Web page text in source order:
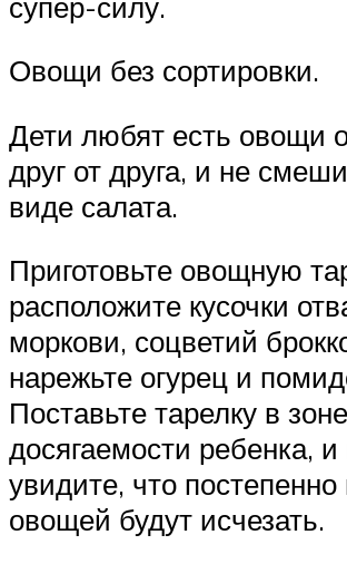
Овощи без сортировки.
Дети любят есть овощи
друг от друга, и не
виде салата.
Приготовьте овощную
расположите кусочки
моркови, соцветий
нарежьте огурец и
Поставьте тарелку в зоне
досягаемости ребенка,
увидите, что
овощей будут исчезать.